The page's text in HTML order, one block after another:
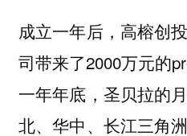
成立一年后，高榕创
司带来了2000万元的
一年年底，圣贝拉的
北、华中、长江三角